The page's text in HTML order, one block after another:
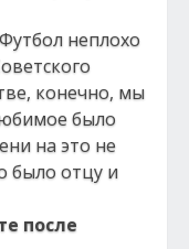
неплохо
конечно, мы
было
на это не
было отцу и
после